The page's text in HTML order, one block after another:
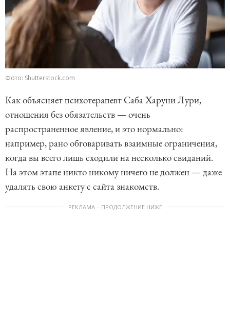
Фото: Shutterstock.com
Как объясняет психотерапевт Саба Харуни Лури,
отношения без обязательств — очень
распространенное явление, и это нормально:
например, рано обговаривать взаимные ограничения,
когда вы всего лишь сходили на несколько свиданий.
На этом этапе никто никому ничего не должен — даже
удалять свою анкету с сайта знакомств.
РЕКЛАМА – ПРОДОЛЖЕНИЕ НИЖЕ